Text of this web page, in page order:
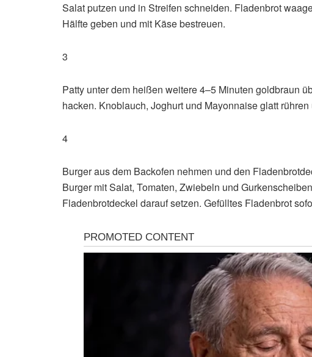
Salat putzen und in Streifen schneiden. Fladenbrot
Hälfte geben und mit Käse bestreuen.
3
Patty unter dem heißen weitere 4–5 Minuten goldbraun
hacken. Knoblauch, Joghurt und Mayonnaise glatt
4
Burger aus dem Backofen nehmen und den
Burger mit Salat, Tomaten, Zwiebeln und
Fladenbrotdeckel darauf setzen. Gefülltes Fladenbrot